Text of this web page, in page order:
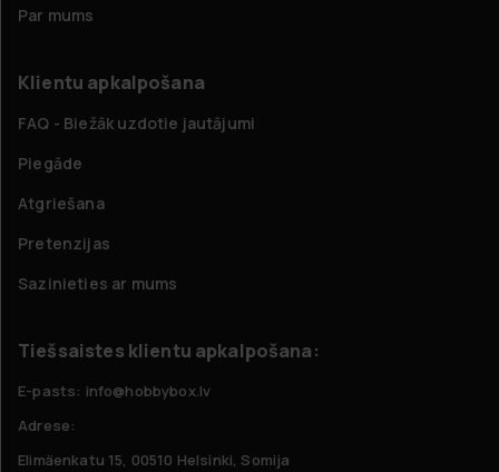
Par mums
Klientu apkalpošana
FAQ - Biežāk uzdotie jautājumi
Piegāde
Atgriešana
Pretenzijas
Sazinieties ar mums
Tiešsaistes klientu apkalpošana:
E-pasts: info@hobbybox.lv
Adrese:
Elimäenkatu 15, 00510 Helsinki, Somija